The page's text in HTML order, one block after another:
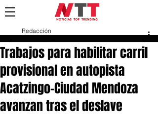
Trabajos para habilitar carril
provisional en autopista
Acatzingo-Ciudad Mendoza
avanzan tras el deslave
Redacción